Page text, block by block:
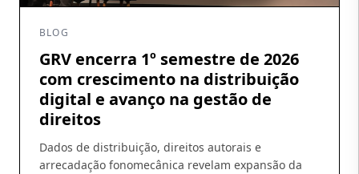
BLOG
GRV encerra 1º semestre de 2026
com crescimento na distribuição
digital e avanço na gestão de
direitos
Dados de distribuição, direitos autorais e
arrecadação fonomecânica revelam expansão da